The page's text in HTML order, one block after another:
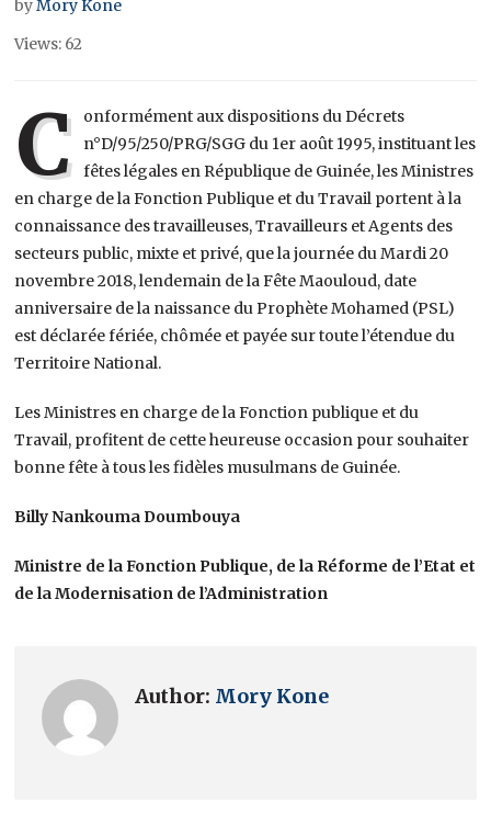
byMory Kone
Views: 62
C
onformément aux dispositions du Décrets
n°D/95/250/PRG/SGG du 1er août 1995, instituant les
fêtes légales en République de Guinée, les Ministres
en charge de la Fonction Publique et du Travail portent à la
connaissance des travailleuses, Travailleurs et Agents des
secteurs public, mixte et privé, que la journée du Mardi 20
novembre 2018, lendemain de la Fête Maouloud, date
anniversaire de la naissance du Prophète Mohamed (PSL)
est déclarée fériée, chômée et payée sur toute l’étendue du
Territoire National.
Les Ministres en charge de la Fonction publique et du
Travail, profitent de cette heureuse occasion pour souhaiter
bonne fête à tous les fidèles musulmans de Guinée.
Billy Nankouma Doumbouya
Ministre de la Fonction Publique, de la Réforme de l’Etat et
de la Modernisation de l’Administration
Author: Mory Kone